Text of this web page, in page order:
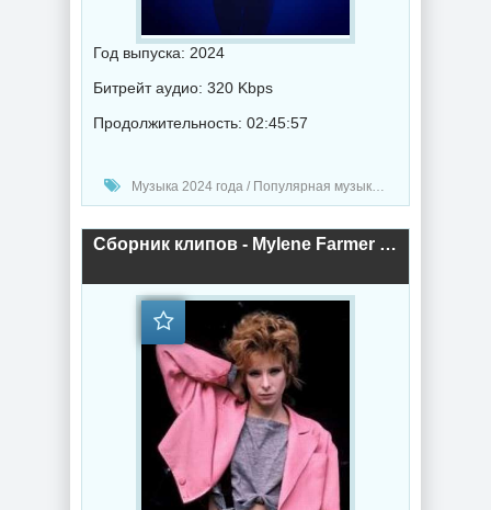
Год выпуска: 2024
Битрейт аудио: 320 Kbps
Продолжительность: 02:45:57
Музыка 2024 года / Популярная музыка / Клипы - Концерты / Сборник музыка
Сборник клипов - Mylene Farmer (1984-2009) торрент